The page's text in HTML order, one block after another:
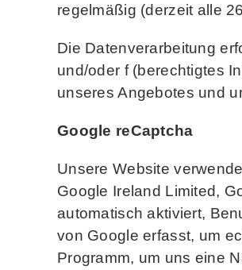
regelmäßig (derzeit alle
Die Datenverarbeitung
und/oder f (berechtigtes
unseres Angebotes und
Google reCaptcha
Unsere Website
Google Ireland Limited,
automatisch aktiviert,
von Google erfasst, um
Programm, um uns eine